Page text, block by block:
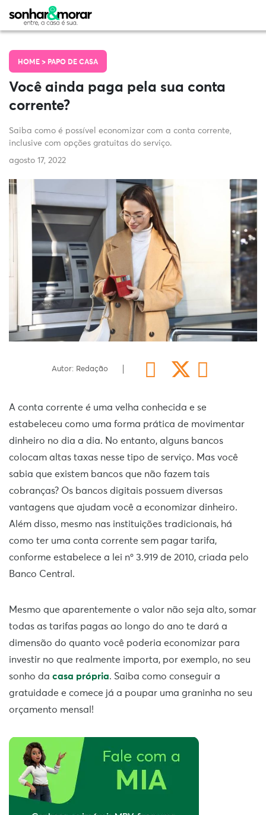
HOME > PAPO DE CASA
Você ainda paga pela sua conta
corrente?
Saiba como é possível economizar com a conta corrente,
inclusive com opções gratuitas do serviço.
agosto 17, 2022
Autor: Redação
A conta corrente é uma velha conhecida e se
estabeleceu como uma forma prática de movimentar
dinheiro no dia a dia. No entanto, alguns bancos
colocam altas taxas nesse tipo de serviço. Mas você
sabia que existem bancos que não fazem tais
cobranças? Os bancos digitais possuem diversas
vantagens que ajudam você a economizar dinheiro.
Além disso, mesmo nas instituições tradicionais, há
como ter uma conta corrente sem pagar tarifa,
conforme estabelece a lei nº 3.919 de 2010, criada pelo
Banco Central.
Mesmo que aparentemente o valor não seja alto, somar
todas as tarifas pagas ao longo do ano te dará a
dimensão do quanto você poderia economizar para
investir no que realmente importa, por exemplo, no seu
sonho da casa própria. Saiba como conseguir a
gratuidade e comece já a poupar uma graninha no seu
orçamento mensal!